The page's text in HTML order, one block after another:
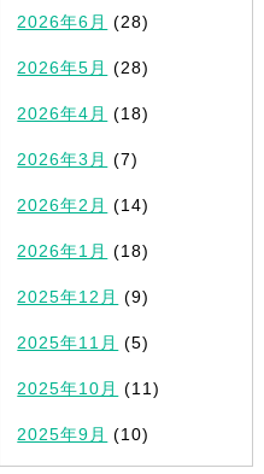
2026年6月 (28)
2026年5月 (28)
2026年4月 (18)
2026年3月 (7)
2026年2月 (14)
2026年1月 (18)
2025年12月 (9)
2025年11月 (5)
2025年10月 (11)
2025年9月 (10)